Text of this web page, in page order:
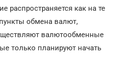
распространяется как на те
обмена валют,
валютообменные
только планируют начать